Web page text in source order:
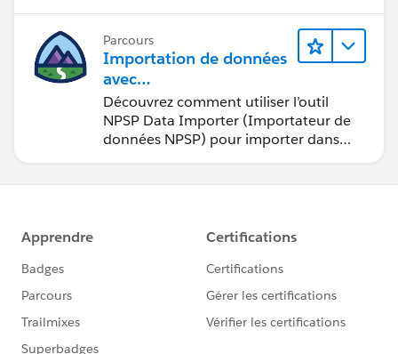
Parcours
Importation de données
avec
Nonprofit Success Pack
(NPSP)
Découvrez comment utiliser l’outil
NPSP Data Importer (Importateur de
données NPSP) pour importer dans